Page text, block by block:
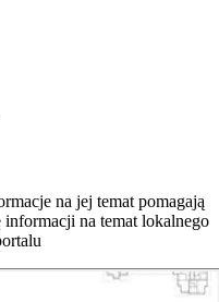
na jej temat pomagają
na temat lokalnego